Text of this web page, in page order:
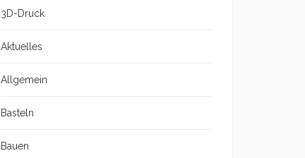
3D-Druck
Aktuelles
Allgemein
Basteln
Bauen